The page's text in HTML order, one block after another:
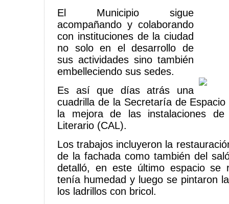
El Municipio sigue
acompañando y colaborando
con instituciones de la ciudad
no solo en el desarrollo de
sus actividades sino también
embelleciendo sus sedes.
Es así que días atrás una
cuadrilla de la Secretaría de
la mejora de las instalaciones de
Literario (CAL).
Los trabajos incluyeron la
de la fachada como también del
detalló, en este último espacio se
tenía humedad y luego se pintaron
los ladrillos con bricol.